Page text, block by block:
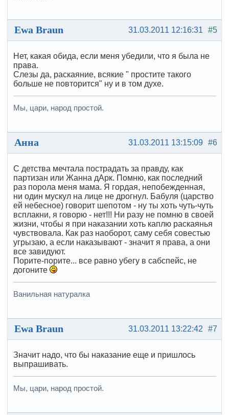
#5
31.03.2011 12:16:31
Ewa Braun
Нет, какая обида, если меня убедили, что я была не
права.
Слезы да, раскаяние, всякие " простите такого
больше не повторится" ну и в том духе.
Мы, цари, народ простой.
#6
31.03.2011 13:15:09
Анна
С детства мечтала пострадать за правду, как
партизан или Жанна дАрк. Помню, как последний
раз порола меня мама. Я гордая, непобежденная,
ни один мускул на лице не дрогнул. Бабуля (царство
ей небесное) говорит шепотом - ну ты хоть чуть-чуть
всплакни, я говорю - нет!!! Ни разу не помню в своей
жизни, чтобы я при наказании хоть каплю раскаянья
чувствовала. Как раз наоборот, саму себя совестью
угрызаю, а если наказывают - значит я права, а они
все завидуют.
Порите-порите... все равно убегу в сабспейс, не
догоните
Ванильная натуралка
#7
31.03.2011 13:22:42
Ewa Braun
Значит надо, что бы наказание еще и пришлось
выпрашивать.
Мы, цари, народ простой.